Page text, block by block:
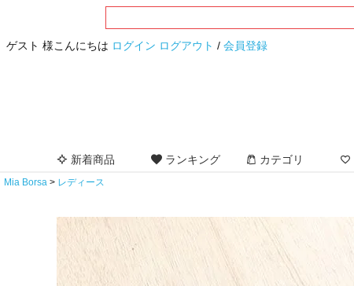
ゲスト 様こんにちは ログイン ログアウト / 会員登録
新着商品 ランキング カテゴリ
Mia Borsa レディース